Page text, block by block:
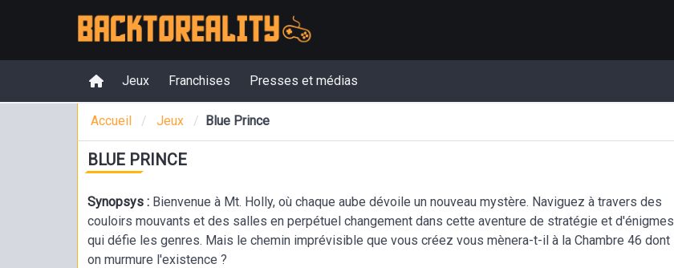
Jeux Franchises Presses et médias
Accueil Jeux Blue Prince
BLUE PRINCE
Synopsys : Bienvenue à Mt. Holly, où chaque aube dévoile un nouveau mystère. Naviguez à travers des
couloirs mouvants et des salles en perpétuel changement dans cette aventure de stratégie et d'énigmes
qui défie les genres. Mais le chemin imprévisible que vous créez vous mènera-t-il à la Chambre 46 dont
on murmure l'existence ?